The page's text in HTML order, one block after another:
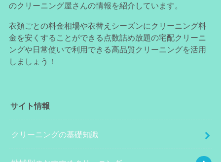
のクリーニング屋さんの情報を紹介しています。
衣類ごとの料金相場や衣替えシーズンにクリーニング料
金を安くすることができる点数詰め放題の宅配クリーニ
ングや日常使いで利用できる高品質クリーニングを活用
しましょう！
サイト情報
クリーニングの基礎知識